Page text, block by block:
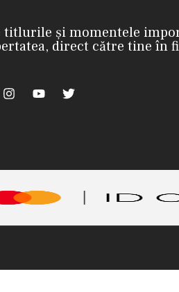
titlurile și momentele
direct către tine în